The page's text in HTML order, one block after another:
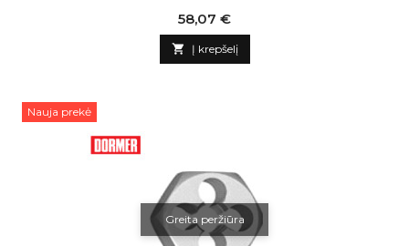
Kaina
58,07 €
 Į krepšelį
Nauja prekė
Greita peržiūra